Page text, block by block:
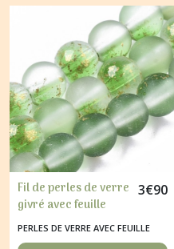
Fil de perles de verre
givré avec feuille
d'or 6 / 8 mm VERT
3€90
PERLES DE VERRE AVEC FEUILLE
D'OR